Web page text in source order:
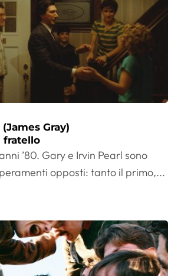
(James Gray)
fratello
’80. Gary e Irvin Pearl sono
opposti: tanto il primo,...